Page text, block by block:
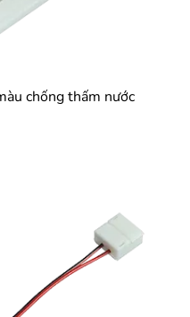
chống thấm nước